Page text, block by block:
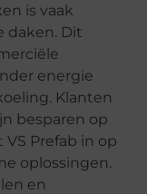
is vaak
daken. Dit
energie
Klanten
besparen op
Prefab in op
oplossingen.
en